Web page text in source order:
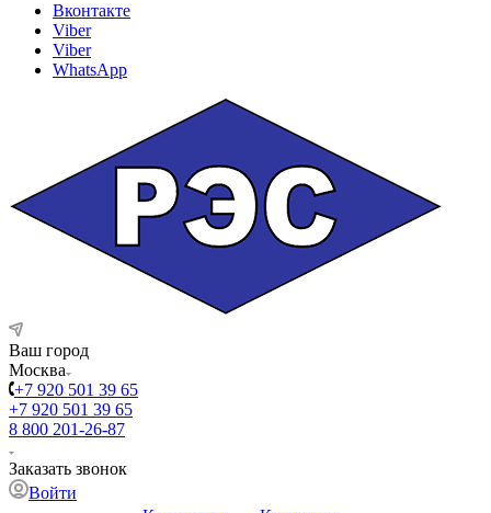
Вконтакте
Viber
Viber
WhatsApp
Ваш город
Москва
+7 920 501 39 65
+7 920 501 39 65
8 800 201-26-87
Заказать звонок
Войти